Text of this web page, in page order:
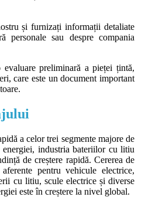
și furnizați informații detaliate
personale sau despre compania
preliminară a pieței țintă,
care este un document important
a celor trei segmente majore de
energiei, industria bateriilor cu litiu
de creștere rapidă. Cererea de
pentru vehicule electrice,
cu litiu, scule electrice și diverse
este în creștere la nivel global.